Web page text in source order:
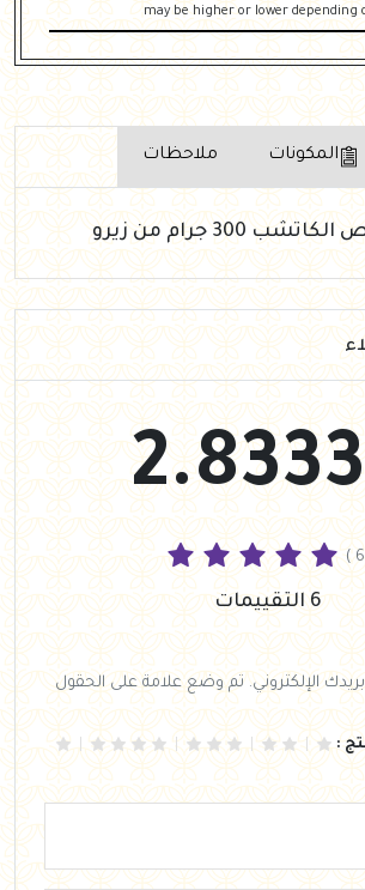
may be higher or lower depending
المكونات ملاحظات
300 جرام من زيرو
(
6 التقييمات
الإلكتروني. تم وضع علامة على الحقول
: